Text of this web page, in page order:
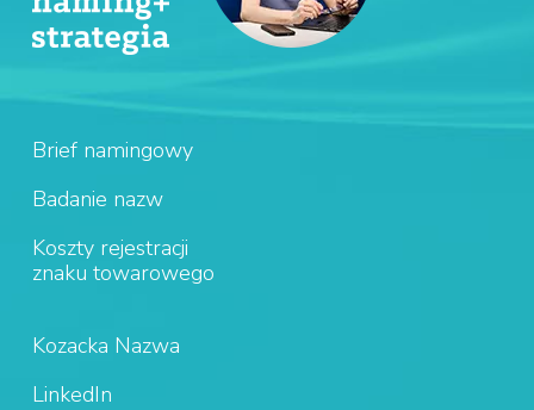
Brief namingowy
Badanie nazw
Koszty rejestracji
znaku towarowego
Kozacka Nazwa
LinkedIn